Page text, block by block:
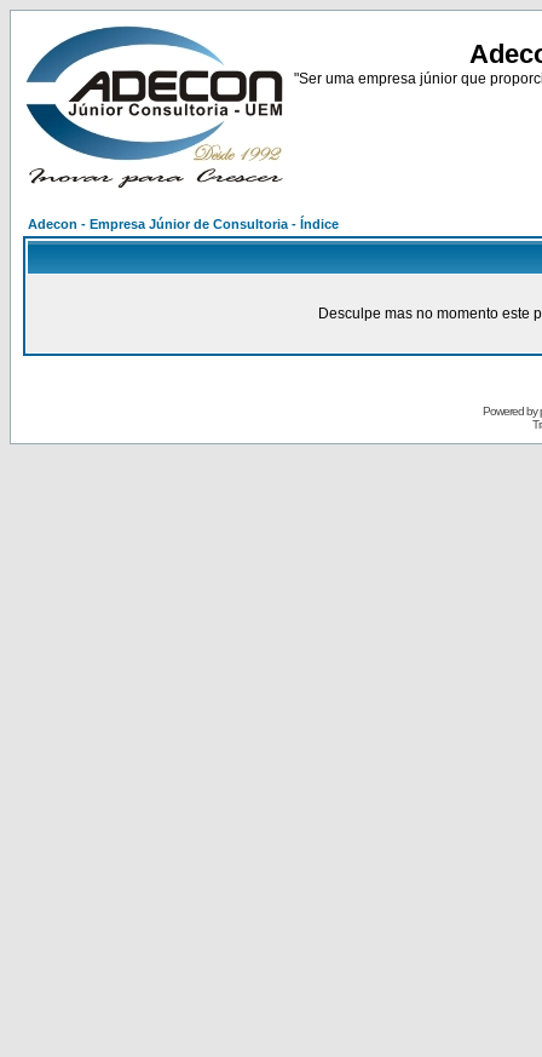
"Ser uma empresa júnior que
Adecon - Empresa Júnior de Consultoria - Índice
Desculpe mas no momento este
Powered by